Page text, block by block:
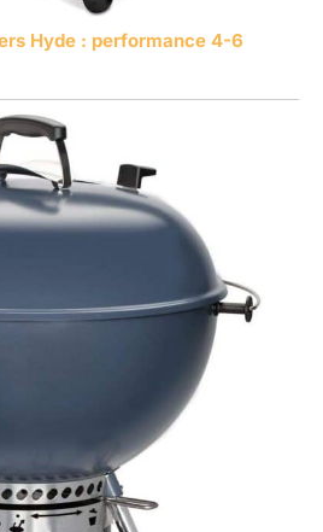
Hyde : performance 4-6